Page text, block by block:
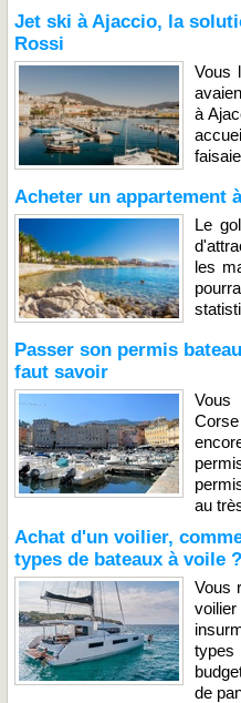
Jet ski à Ajaccio, la
Rossi
Vous
à
Acheter un appartement
Le
les
Passer son permis
faut savoir
au
Achat d'un voilier,
types de bateaux à voile ?
Vous
de